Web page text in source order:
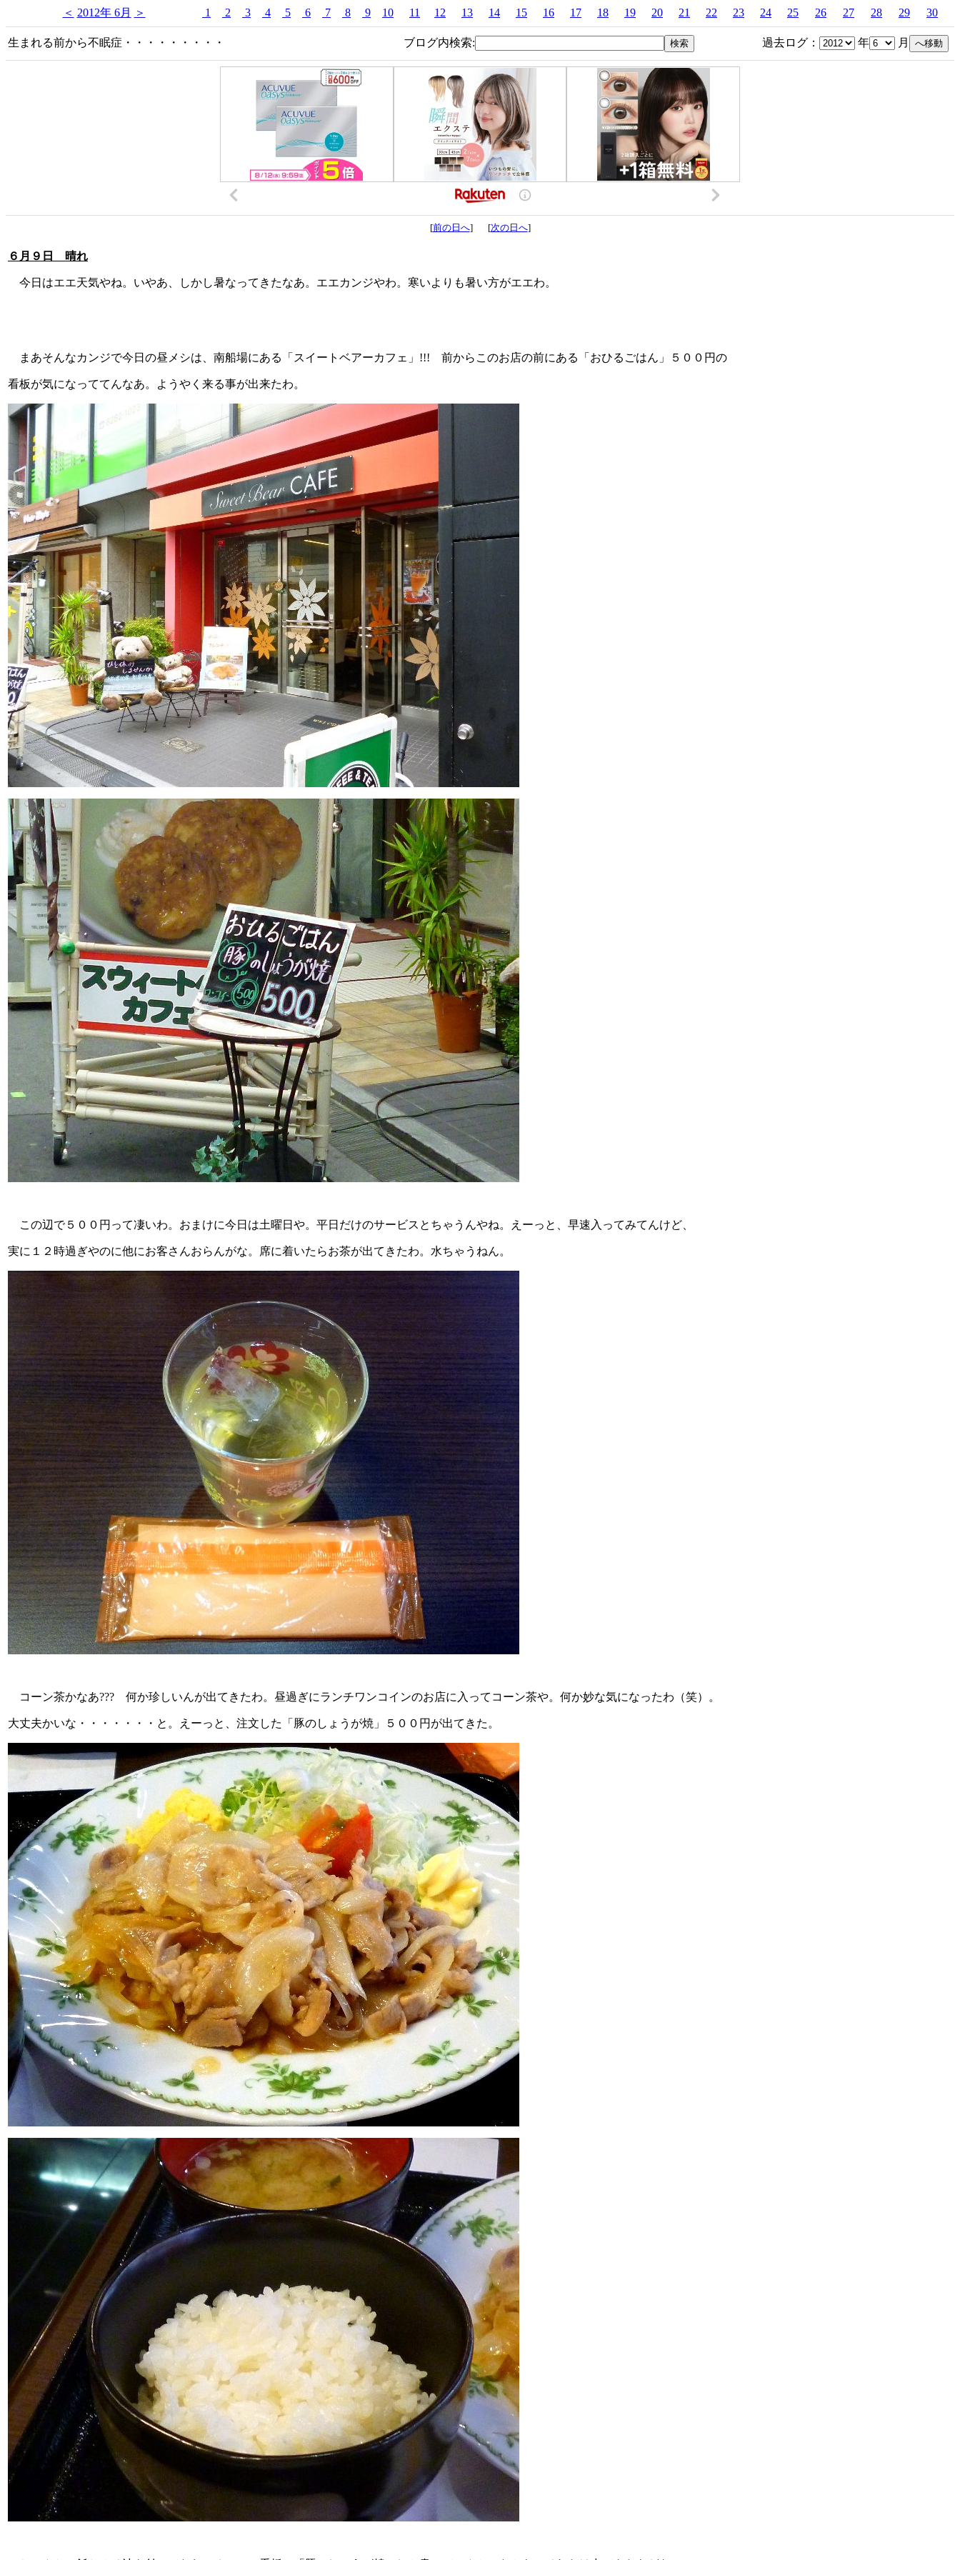
＜ 2012年 6月 ＞ 1 2 3 4 5 6 7 8 9 10 11 12 13 14 15 16 17 18 19 20 21 22 23 24 25 26 27 28 29 30
生まれる前から不眠症・・・・・・・・・ ブログ内検索: 過去ログ： 年 月
[前の日へ] [次の日へ]
６月９日 晴れ
今日はエエ天気やね。いやあ、しかし暑なってきたなあ。エエカンジやわ。寒いよりも暑い方がエエわ。
まあそんなカンジで今日の昼メシは、南船場にある「スイートベアーカフェ」!!! 前からこのお店の前にある「おひるごはん」５００円の
看板が気になっててんなあ。ようやく来る事が出来たわ。
この辺で５００円って凄いわ。おまけに今日は土曜日や。平日だけのサービスとちゃうんやね。えーっと、早速入ってみてんけど、
実に１２時過ぎやのに他にお客さんおらんがな。席に着いたらお茶が出てきたわ。水ちゃうねん。
コーン茶かなあ??? 何か珍しいんが出てきたわ。昼過ぎにランチワンコインのお店に入ってコーン茶や。何か妙な気になったわ（笑）。
大丈夫かいな・・・・・・・と。えーっと、注文した「豚のしょうが焼」５００円が出てきた。